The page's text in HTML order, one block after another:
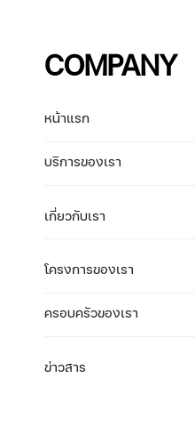
COMPANY
หน้าแรก
บริการของเรา
เกี่ยวกับเรา
โครงการของเรา
ครอบครัวของเรา
ข่าวสาร